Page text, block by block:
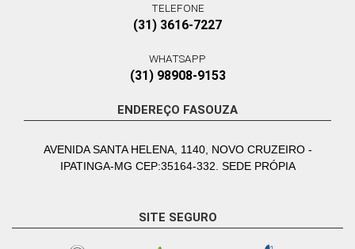
TELEFONE
(31) 3616-7227
WHATSAPP
(31) 98908-9153
ENDEREÇO FASOUZA
AVENIDA SANTA HELENA, 1140, NOVO CRUZEIRO -
IPATINGA-MG CEP:35164-332. SEDE PRÓPIA
SITE SEGURO